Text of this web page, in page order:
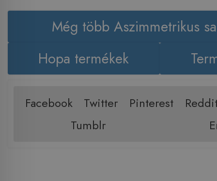
Még több Aszimmetrikus
Hopa termékek
Facebook Twitter Pinterest
Tumblr